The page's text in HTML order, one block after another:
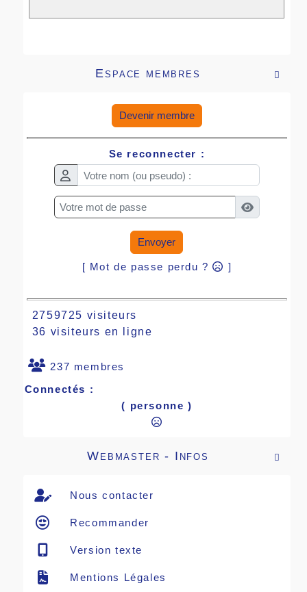

Espace membres
Devenir membre
Se reconnecter :
Envoyer
[ Mot de passe perdu ? ]
2759725 visiteurs
36 visiteurs en ligne
237 membres
Connectés :
( personne )

Webmaster - Infos
Nous contacter
Recommander
Version texte
Mentions Légales